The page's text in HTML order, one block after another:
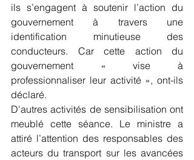
ils s’engagent à soutenir l’action du
gouvernement à travers une
identification minutieuse des
conducteurs. Car cette action du
gouvernement « vise à
professionnaliser leur activité », ont-ils
déclaré.
D'autres activités de sensibilisation ont
meublé cette séance. Le ministre a
attiré l’attention des responsables des
acteurs du transport sur les avancées